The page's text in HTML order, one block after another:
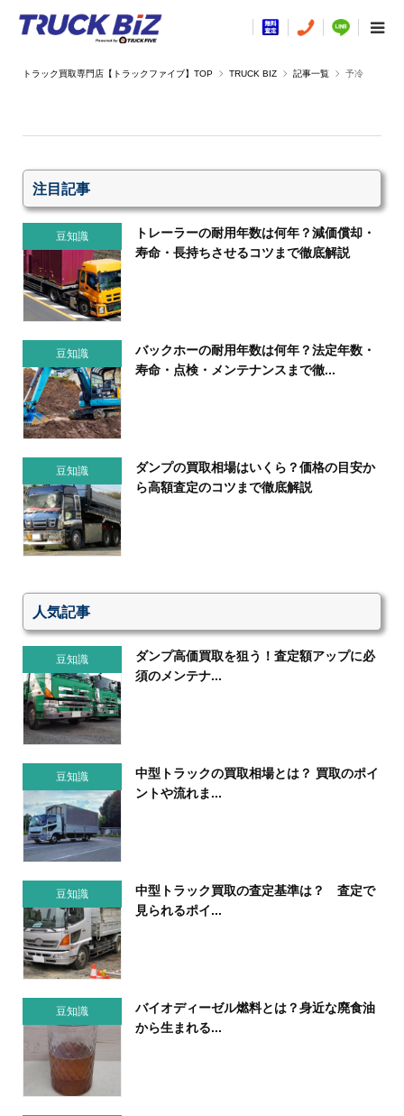
TRUCK BIZ 記事一覧 予冷
注目記事
豆知識
トレーラーの耐用年数は何年？減価償却・
寿命・長持ちさせるコツまで徹底解説
豆知識
バックホーの耐用年数は何年？法定年数・
寿命・点検・メンテナンスまで徹...
豆知識
ダンプの買取相場はいくら？価格の目安か
ら高額査定のコツまで徹底解説
人気記事
豆知識
ダンプ高価買取を狙う！査定額アップに必
須のメンテナ...
豆知識
中型トラックの買取相場とは？ 買取のポイ
ントや流れま...
豆知識
中型トラック買取の査定基準は？ 査定で
見られるポイ...
豆知識
バイオディーゼル燃料とは？身近な廃食油
から生まれる...